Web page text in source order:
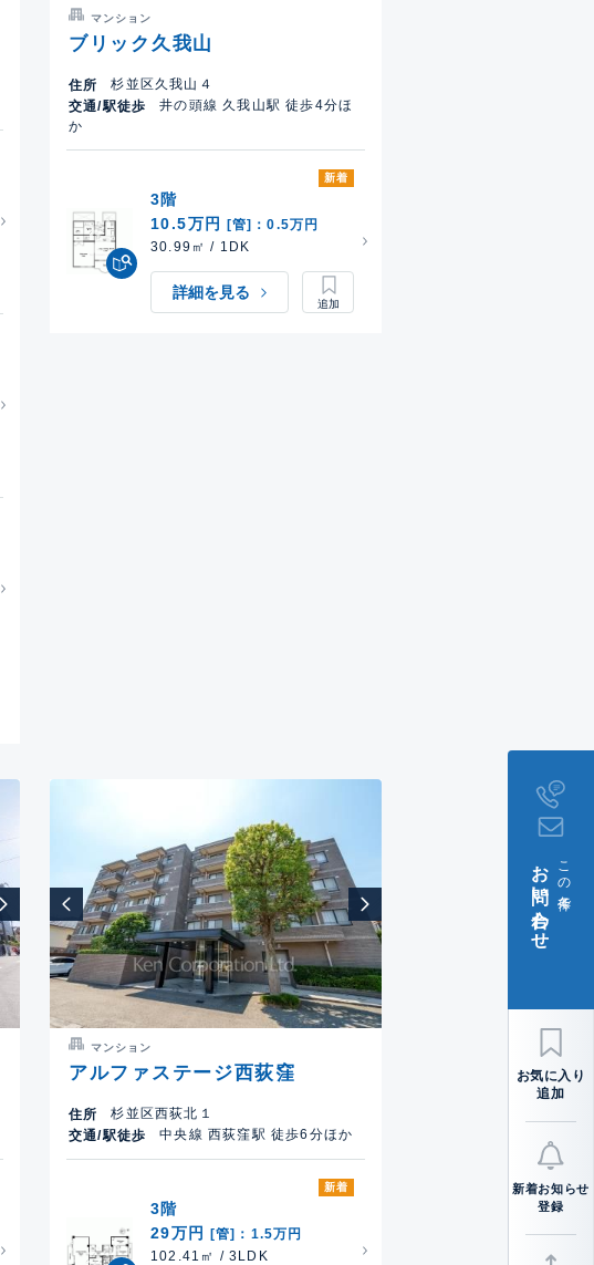
マンション
ブリック久我山
住所
杉並区久我山４
交通/駅徒歩
井の頭線 久我山駅 徒歩4分ほ
か
新着
3階
10.5万円
[管]：0.5万円
30.99㎡ / 1DK
詳細を見る
マンション
アルファステージ西荻窪
住所
杉並区西荻北１
交通/駅徒歩
中央線 西荻窪駅 徒歩6分ほか
新着
3階
29万円
[管]：1.5万円
102.41㎡ / 3LDK
この条件で
お問い合わせ
お気に入り
追加
新着お知らせ
登録